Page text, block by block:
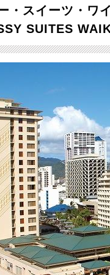
・スイーツ・ワ
SUITES